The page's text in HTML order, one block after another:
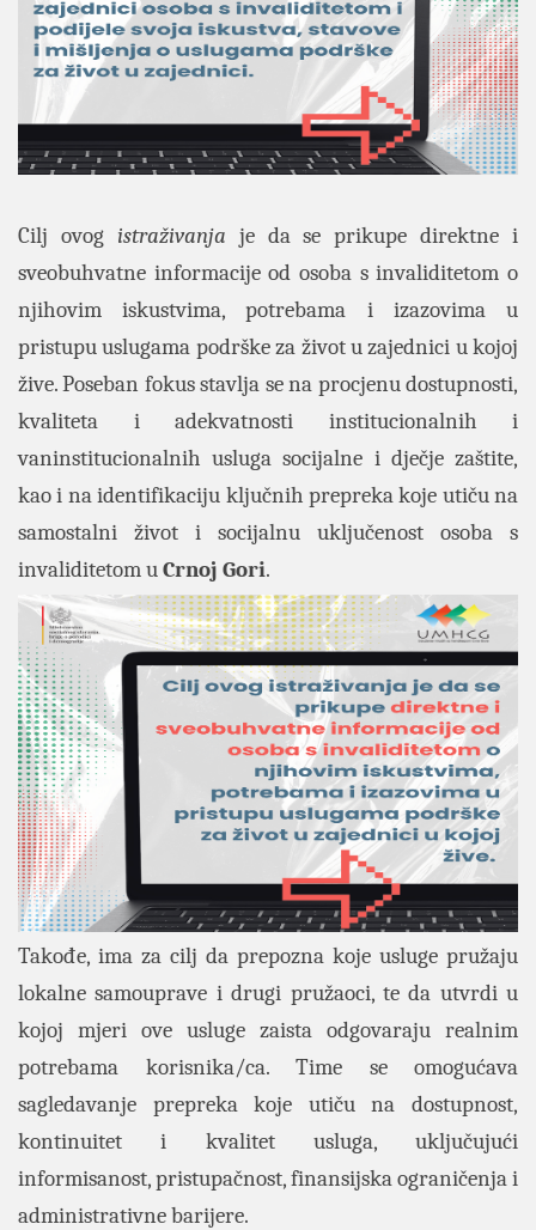
Cilj ovog istraživanja je da se prikupe direktne i
sveobuhvatne informacije od osoba s invaliditetom o
njihovim iskustvima, potrebama i izazovima u
pristupu uslugama podrške za život u zajednici u kojoj
žive. Poseban fokus stavlja se na procjenu dostupnosti,
kvaliteta i adekvatnosti institucionalnih i
vaninstitucionalnih usluga socijalne i dječje zaštite,
kao i na identifikaciju ključnih prepreka koje utiču na
samostalni život i socijalnu uključenost osoba s
invaliditetom uCrnoj Gori.
Takođe, ima za cilj da prepozna koje usluge pružaju
lokalne samouprave i drugi pružaoci, te da utvrdi u
kojoj mjeri ove usluge zaista odgovaraju realnim
potrebama korisnika/ca. Time se omogućava
sagledavanje prepreka koje utiču na dostupnost,
kontinuitet i kvalitet usluga, uključujući
informisanost, pristupačnost, finansijska ograničenja i
administrativne barijere.